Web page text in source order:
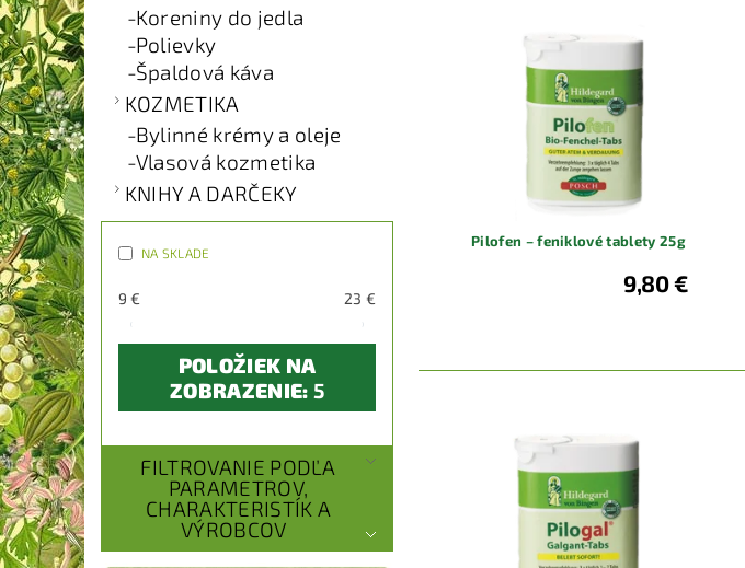
Koreniny do jedla
Polievky
Špaldová káva
KOZMETIKA
Bylinné krémy a oleje
Vlasová kozmetika
KNIHY A DARČEKY
NA SKLADE
9 € 23 €
POLOŽIEK NA
ZOBRAZENIE: 5
FILTROVANIE PODĽA
PARAMETROV,
CHARAKTERISTÍK A
VÝROBCOV
Pilofen – feniklové tablety 25g
9,80 €